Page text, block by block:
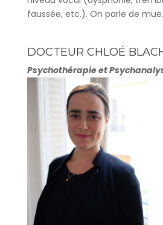
faussée, etc.). On parle de
DOCTEUR CHLOÉ
Psychothérapie et